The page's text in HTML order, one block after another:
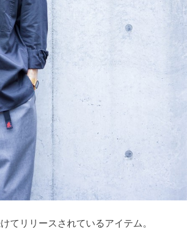
てリリースされているアイテム。